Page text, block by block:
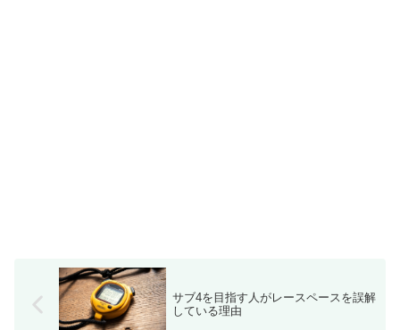
サブ4を目指す人がレースペースを誤解
している理由